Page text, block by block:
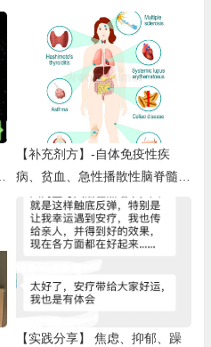
【补充剂方】-自体免疫性疾
病、贫血、急性播散性脑脊髓
炎、艾迪生氏病（肾上腺皮质功
能衰竭症）
【实践分享】 焦虑、抑郁、躁